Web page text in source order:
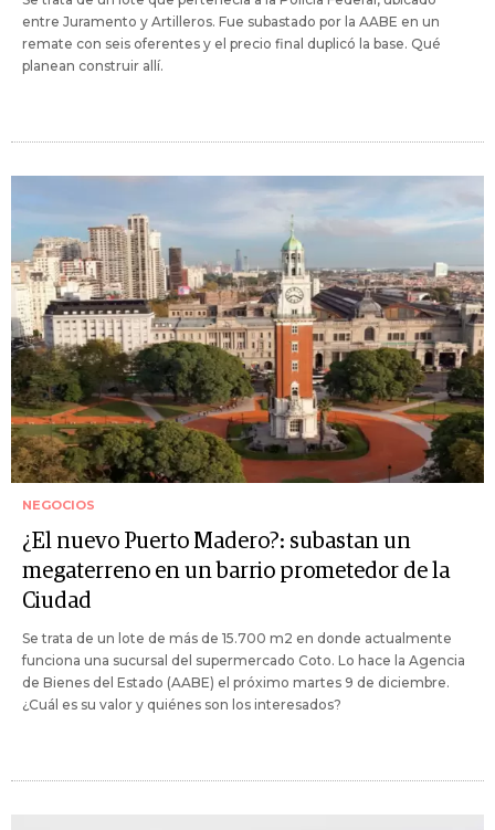
entre Juramento y Artilleros. Fue subastado por la AABE en un
remate con seis oferentes y el precio final duplicó la base. Qué
planean construir allí.
NEGOCIOS
¿El nuevo Puerto Madero?: subastan un
megaterreno en un barrio prometedor de la
Ciudad
Se trata de un lote de más de 15.700 m2 en donde actualmente
funciona una sucursal del supermercado Coto. Lo hace la Agencia
de Bienes del Estado (AABE) el próximo martes 9 de diciembre.
¿Cuál es su valor y quiénes son los interesados?